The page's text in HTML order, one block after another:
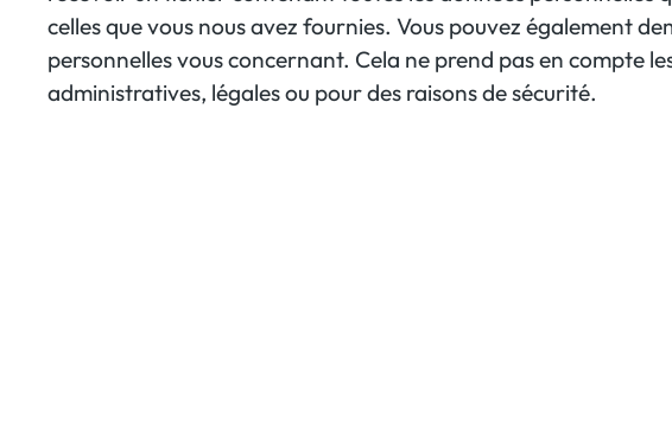
celles que vous nous avez fournies. Vous pouvez également
personnelles vous concernant. Cela ne prend pas en compte
administratives, légales ou pour des raisons de sécurité.